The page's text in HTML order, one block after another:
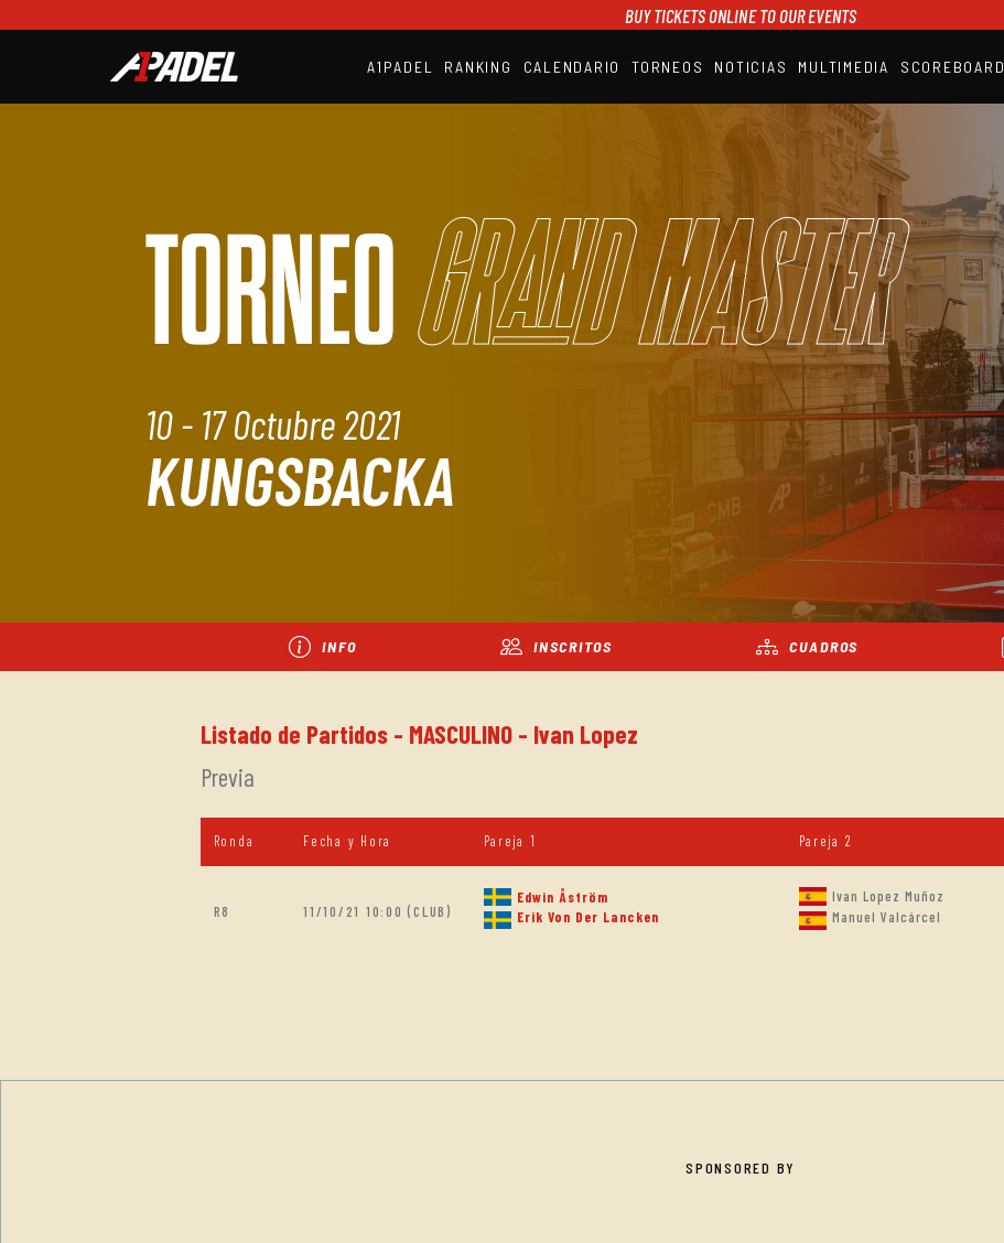
BUY TICKETS ONLINE TO OUR EVENTS
A1PADEL RANKING CALENDARIO TORNEOS NOTICIAS MULTIMEDIA SCOREBOARD
RANKING
SCOREBOARD
STREAMING
TORNEOGrand Master
10 - 17 Octubre 2021
KUNGSBACKA
INFO INSCRITOS CUADROS
Listado de Partidos - MASCULINO - Ivan Lopez
Previa
Ronda Fecha y Hora Pareja 1 Pareja 2
R8 11/10/21 10:00 (CLUB)
Edwin Åström
Erik Von Der Lancken
Ivan Lopez Muñoz
Manuel Valcárcel
SPONSORED BY